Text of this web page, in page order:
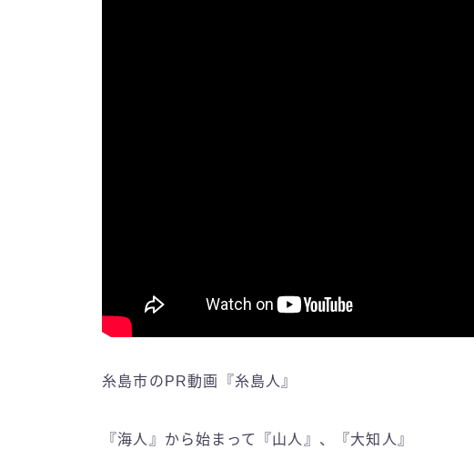
糸島市のPR動画『糸島人』
『海人』から始まって『山人』、『大知人』